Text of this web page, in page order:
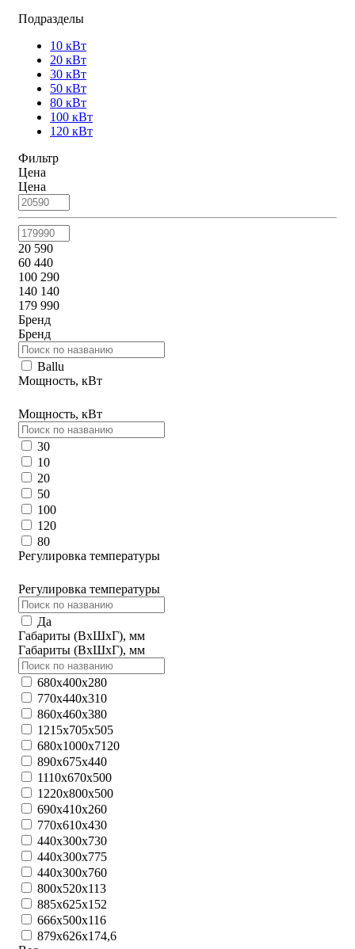
Подразделы
10 кВт
20 кВт
30 кВт
50 кВт
80 кВт
100 кВт
120 кВт
Фильтр
Цена
Цена
20 590
60 440
100 290
140 140
179 990
Бренд
Бренд
Ballu
Мощность, кВт
Мощность, кВт
30
10
20
50
100
120
80
Регулировка температуры
Регулировка температуры
Да
Габариты (ВхШхГ), мм
Габариты (ВхШхГ), мм
680х400х280
770х440х310
860х460х380
1215х705х505
680х1000х7120
890x675x440
1110x670х500
1220x800x500
690х410х260
770х610х430
440x300x730
440x300x775
440x300x760
800x520x113
885x625x152
666x500x116
879x626x174,6